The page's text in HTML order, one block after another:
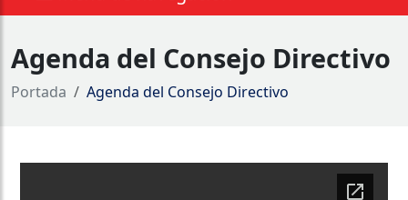
Agenda del Consejo Directivo
Portada Agenda del Consejo Directivo